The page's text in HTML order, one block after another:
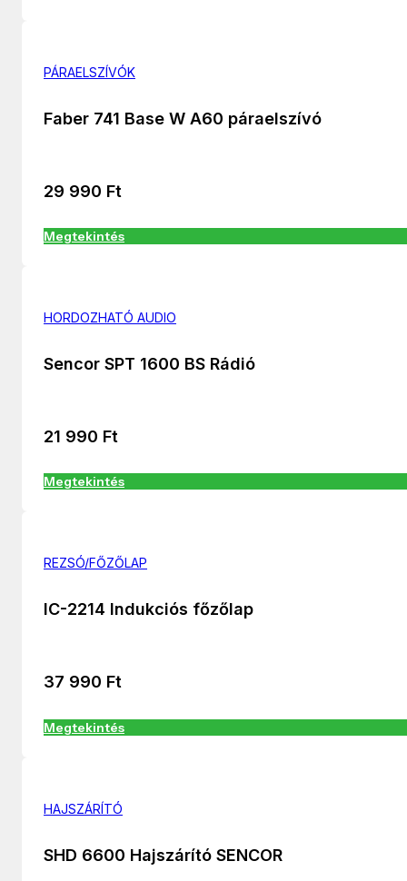
PÁRAELSZÍVÓK
Faber 741 Base W A60 páraelszívó
29 990 Ft
Megtekintés
HORDOZHATÓ AUDIO
Sencor SPT 1600 BS Rádió
21 990 Ft
Megtekintés
REZSÓ/FŐZŐLAP
IC-2214 Indukciós főzőlap
37 990 Ft
Megtekintés
HAJSZÁRÍTÓ
SHD 6600 Hajszárító SENCOR